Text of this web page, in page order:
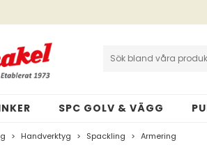
SPC GOLV & VÄGG
> Handverktyg > Spackling > Armering